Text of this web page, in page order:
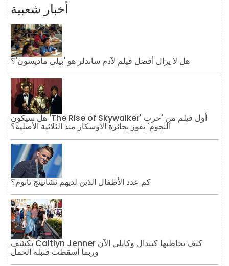
أخبار شعبية
هل لا يزال أفضل فيلم لآدم ساندلر هو 'بيلي ماديسون'؟
هل سيكون 'The Rise of Skywalker' أول فيلم من 'حرب
النجوم' يفوز بجائزة الأوسكار منذ الثلاثية الأصلية؟
كم عدد الأطفال الذين لديهم تشانينج تاتوم؟
تكشف Caitlyn Jenner كيف تخاطبها كيندال وكايلي الآن
وربما أسقطت قنبلة الحمل